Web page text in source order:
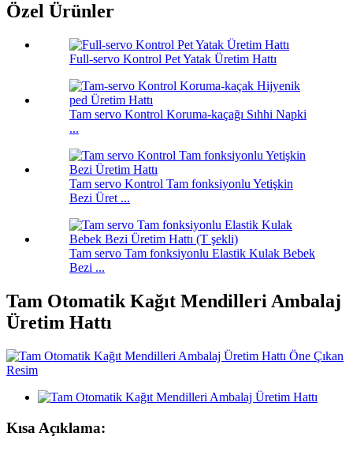
Özel Ürünler
Full-servo Kontrol Pet Yatak Üretim Hattı
Tam servo Kontrol Koruma-kaçağı Sıhhi Napki
...
Tam servo Kontrol Tam fonksiyonlu Yetişkin
Bezi Üret ...
Tam servo Tam fonksiyonlu Elastik Kulak Bebek
Bezi ...
Tam Otomatik Kağıt Mendilleri Ambalaj
Üretim Hattı
Kısa Açıklama: